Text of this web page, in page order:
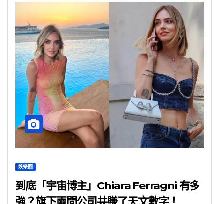
娛樂圈
到底「宇宙博主」Chiara Ferragni 有多
強？旗下兩間公司共賺了天文數字！